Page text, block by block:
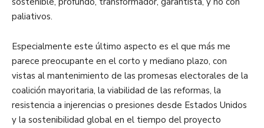
paliativos.
Especialmente este último aspecto es el que más me
parece preocupante en el corto y mediano plazo, con
vistas al mantenimiento de las promesas electorales de la
coalición mayoritaria, la viabilidad de las reformas, la
resistencia a injerencias o presiones desde Estados Unidos
y la sostenibilidad global en el tiempo del proyecto